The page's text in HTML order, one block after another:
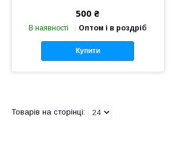
500 ₴
В наявності Оптом і в роздріб
Купити